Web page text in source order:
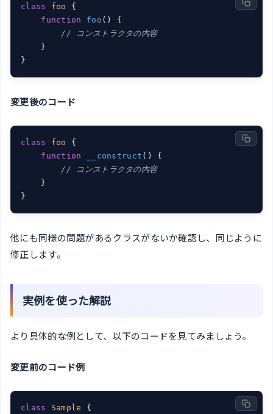
class foo
{
function
foo ( ) {
// コンストラクタの内容
    }
}
変更後のコード
class foo
{
function
__construct ( ) {
// コンストラクタの内容
    }
}
他にも同様の問題があるクラスがないか確認し、同じように
修正します。
実例を使った解説
より具体的な例として、以下のコードを見てみましょう。
変更前のコード例
class Sample {